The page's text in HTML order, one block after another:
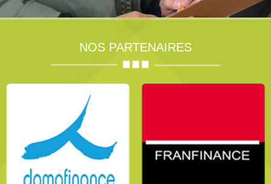
NOS PARTENAIRES